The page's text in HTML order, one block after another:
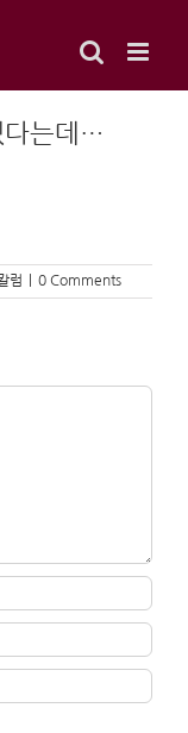
다는데…
럼 0 Comments